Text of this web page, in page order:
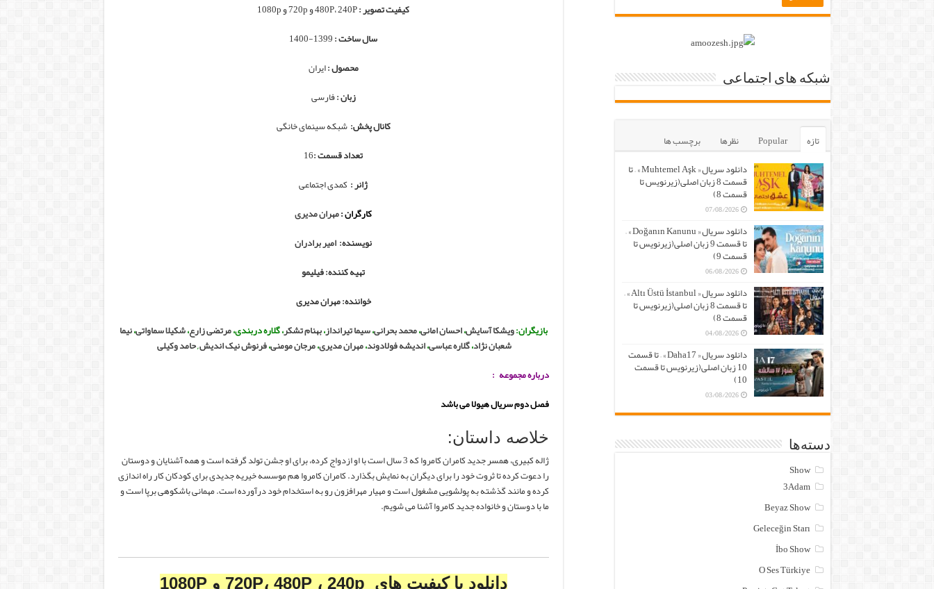
کیفیت تصویر :
سال ساخت :
محصول :ایران
زبان :فارسی
کانال پخش:شبکه سینمای خانگی
تعداد قسمت :16
ژانر :کمدی اجتماعی
کارگران :مهران مدیری
نویسنده:امیر برادران
تهیه کننده: فیلیمو
خواننده:مهران مدیری
بازیگران:ویشکا آسایش،احسان امانی،محمد بحرانی،سیما تیرانداز،بهنام تشکر، گلاره دربندی،مرتضی زارع،شکیلا سماواتی،نیما
شعبان نژاد،گلاره عباسی،اندیشه فولادوند،مهران مدیری،مرجان مومنی،فرنوش نیک اندیش,حامد وکیلی
درباره مجموعه :
فصل دوم سریال هیولا می باشد
خلاصه داستان:
ژاله کبیری، همسر جدید کامران کامروا که 3 سال است با او ازدواج کرده، برای او جشن تولد گرفته است و همه آشنایان و دوستان
را دعوت کرده تا ثروت خود را برای دیگران به نمایش بگذارد. کامران کامروا هم موسسه خیریه جدیدی برای کودکان کار راه اندازی
کرده و مانند گذشته به پولشویی مشغول است و مهیار مهرافزون رو به استخدام خود درآورده است. مهمانی باشکوهی برپا است و
ما با دوستان و خانواده جدید کامروا آشنا می شویم.
دانلود با کیفیت های 720P، 480P ، 240p و 1080P
شبکه های اجتماعی
تازه Popular نظرها
برچسب ها
دانلود سریال « Muhtemel Aşk » – تا
قسمت 8 زبان اصلی(زیرنویس تا
قسمت 8)
07/08/2026
دانلود سریال « Doğanın Kanunu » –
تا قسمت 9 زبان اصلی(زیرنویس تا
قسمت 9)
06/08/2026
دانلود سریال « Altı Üstü İstanbul » –
تا قسمت 8 زبان اصلی(زیرنویس تا
قسمت 8)
04/08/2026
دانلود سریال « Daha17 » – تا قسمت
10 زبان اصلی(زیرنویس تا قسمت
10)
03/08/2026
دسته‌ها
Show
3Adam
Beyaz Show
Geleceğin Starı
İbo Show
O Ses Türkiye